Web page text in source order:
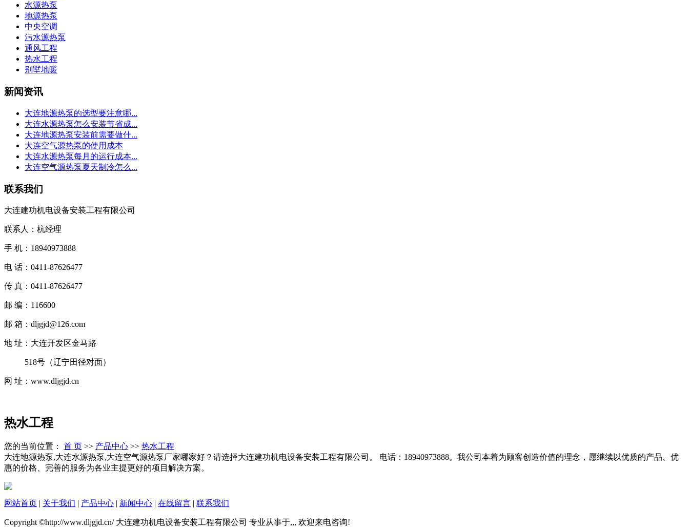
水源热泵
地源热泵
中央空调
污水源热泵
通风工程
热水工程
别墅地暖
新闻资讯
大连地源热泵的选型要注意哪...
大连水源热泵怎么安装节省成...
大连地源热泵安装前需要做什...
大连空气源热泵的使用成本
大连水源热泵每月的运行成本...
大连空气源热泵夏天制冷怎么...
联系我们
大连建功机电设备安装工程有限公司
联系人：杭经理
手 机：18940973888
电 话：0411-87626477
传 真：0411-87626477
邮 编：116600
邮 箱：dljgjd@126.com
地 址：大连开发区金马路
518号（辽宁田径对面）
网 址：www.dljgjd.cn
热水工程
您的当前位置： 首 页 >> 产品中心 >> 热水工程
大连地源热泵,大连水源热泵,大连空气源热泵厂家哪家好？请选择大连建功机电设备安装工程有限公司。 电话：18940973888。我公司本着为顾客创造价值的理念，愿继续以优质的产品、优
惠的价格、完善的服务为各业主提更好的项目解决方案。
网站首页 | 关于我们 | 产品中心 | 新闻中心 | 在线留言 | 联系我们
Copyright ©http://www.dljgjd.cn/ 大连建功机电设备安装工程有限公司 专业从事于,,, 欢迎来电咨询!